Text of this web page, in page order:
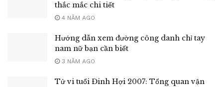
thắc mắc chi tiết
4 NĂM AGO
Hướng dẫn xem đường công danh chỉ tay
nam nữ bạn cần biết
3 NĂM AGO
Tử vi tuổi Đinh Hợi 2007: Tổng quan vận